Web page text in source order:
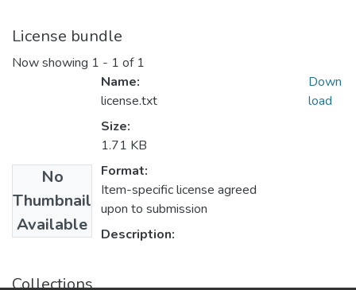
License bundle
Now showing 1 - 1 of 1
No
Thumbnail
Available
Name:
license.txt
Size:
1.71 KB
Format:
Item-specific license agreed
upon to submission
Description:
Down
load
Collections